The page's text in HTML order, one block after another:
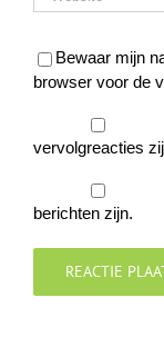
Bewaar mijn
browser voor de
vervolgreacties
berichten zijn.